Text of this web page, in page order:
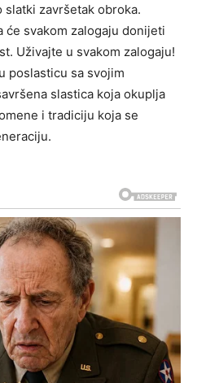
završetak obroka.
će svakom zalogaju donijeti
Uživajte u svakom zalogaju!
poslasticu sa svojim
slastica koja okuplja
i tradiciju koja se